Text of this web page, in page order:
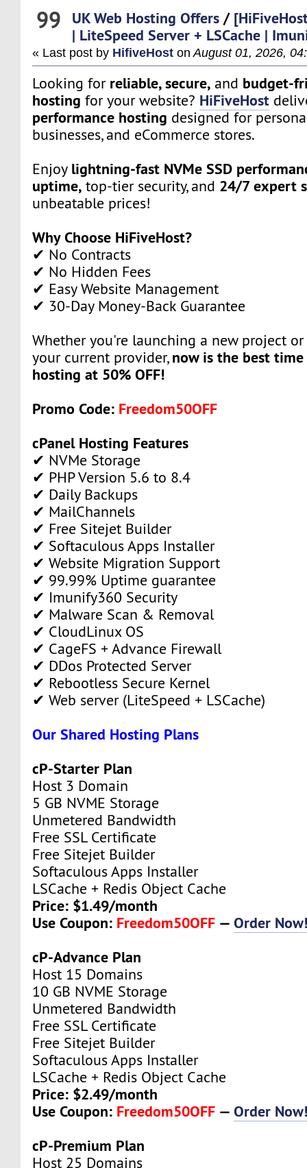
99 UK Web Hosting Offers /
| LiteSpeed Server + LSCache |
« Last post by HifiveHost on August 01, 2026,
Looking for reliable, secure, and budget-
hosting for your website? HiFiveHost
performance hosting designed for
businesses, and eCommerce stores.
Enjoy lightning-fast NVMe SSD
uptime, top-tier security, and 24/7 expert
unbeatable prices!
Why Choose HiFiveHost?
✔ No Contracts
✔ No Hidden Fees
✔ Easy Website Management
✔ 30-Day Money-Back Guarantee
Whether you're launching a new project
your current provider,now is the best
hosting at 50% OFF!
Promo Code: Freedom50OFF
cPanel Hosting Features
✔ NVMe Storage
✔ PHP Version 5.6 to 8.4
✔ Daily Backups
✔ MailChannels
✔ Free Sitejet Builder
✔ Softaculous Apps Installer
✔ Website Migration Support
✔ 99.99% Uptime guarantee
✔ Imunify360 Security
✔ Malware Scan & Removal
✔ CloudLinux OS
✔ CageFS + Advance Firewall
✔ DDos Protected Server
✔ Rebootless Secure Kernel
✔ Web server (LiteSpeed + LSCache)
Our Shared Hosting Plans
cP-Starter Plan
Host 3 Domain
5 GB NVME Storage
Unmetered Bandwidth
Free SSL Certificate
Free Sitejet Builder
Softaculous Apps Installer
LSCache + Redis Object Cache
Price: $1.49/month
Use Coupon: Freedom50OFF —Order
cP-Advance Plan
Host 15 Domains
10 GB NVME Storage
Unmetered Bandwidth
Free SSL Certificate
Free Sitejet Builder
Softaculous Apps Installer
LSCache + Redis Object Cache
Price: $2.49/month
Use Coupon: Freedom50OFF —Order
cP-Premium Plan
Host 25 Domains